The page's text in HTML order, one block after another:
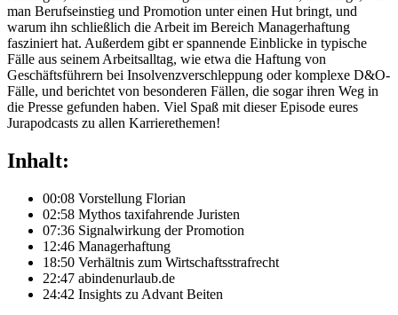
man Berufseinstieg und Promotion unter einen Hut bringt, und
warum ihn schließlich die Arbeit im Bereich Managerhaftung
fasziniert hat. Außerdem gibt er spannende Einblicke in typische
Fälle aus seinem Arbeitsalltag, wie etwa die Haftung von
Geschäftsführern bei Insolvenzverschleppung oder komplexe D&O-
Fälle, und berichtet von besonderen Fällen, die sogar ihren Weg in
die Presse gefunden haben. Viel Spaß mit dieser Episode eures
Jurapodcasts zu allen Karrierethemen!
Inhalt:
00:08 Vorstellung Florian
02:58 Mythos taxifahrende Juristen
07:36 Signalwirkung der Promotion
12:46 Managerhaftung
18:50 Verhältnis zum Wirtschaftsstrafrecht
22:47 abindenurlaub.de
24:42 Insights zu Advant Beiten